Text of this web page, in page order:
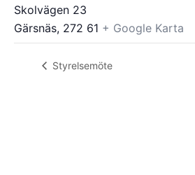
Skolvägen 23
Gärsnäs, 272 61 + Google Karta
Styrelsemöte